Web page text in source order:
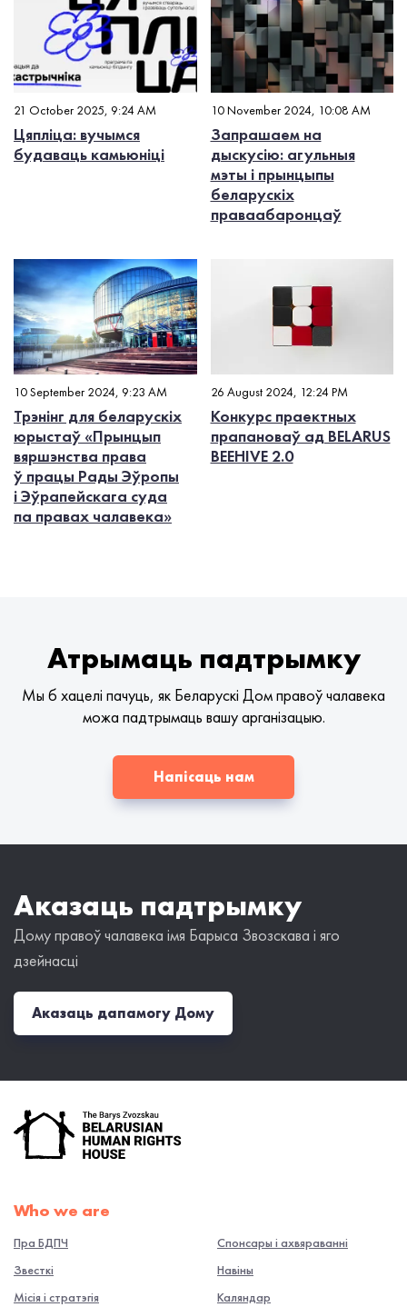
21 October 2025, 9:24 AM
Цяпліца: вучымся
будаваць камьюніці
10 November 2024, 10:08 AM
Запрашаем на
дыскусію: агульныя
мэты і прынцыпы
беларускіх
праваабаронцаў
10 September 2024, 9:23 AM
Трэнінг для беларускіх
юрыстаў «Прынцып
вяршэнства права
ў працы Рады Эўропы
і Эўрапейскага суда
па правах чалавека»
26 August 2024, 12:24 PM
Конкурс праектных
прапановаў ад BELARUS
BEEHIVE 2.0
Атрымаць падтрымку
Мы б хацелі пачуць, як Беларускі Дом правоў чалавека
можа падтрымаць вашу арганізацыю.
Напісаць нам
Аказаць падтрымку
Дому правоў чалавека імя Барыса Звозскава і яго
дзейнасці
Аказаць дапамогу Дому
Who we are
Пра БДПЧ
Звесткі
Місія і стратэгія
Спонсары і ахвяраванні
Навiны
Каляндар